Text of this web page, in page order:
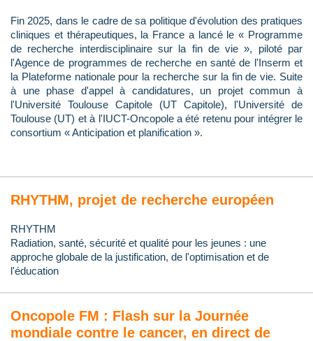
Fin 2025, dans le cadre de sa politique d'évolution des pratiques
cliniques et thérapeutiques, la France a lancé le « Programme
de recherche interdisciplinaire sur la fin de vie », piloté par
l'Agence de programmes de recherche en santé de l'Inserm et
la Plateforme nationale pour la recherche sur la fin de vie. Suite
à une phase d'appel à candidatures, un projet commun à
l'Université Toulouse Capitole (UT Capitole), l'Université de
Toulouse (UT) et à l'IUCT-Oncopole a été retenu pour intégrer le
consortium « Anticipation et planification ».
RHYTHM, projet de recherche européen
RHYTHM
Radiation, santé, sécurité et qualité pour les jeunes : une
approche globale de la justification, de l'optimisation et de
l'éducation
Oncopole FM : Flash sur la Journée
mondiale contre le cancer, en direct de